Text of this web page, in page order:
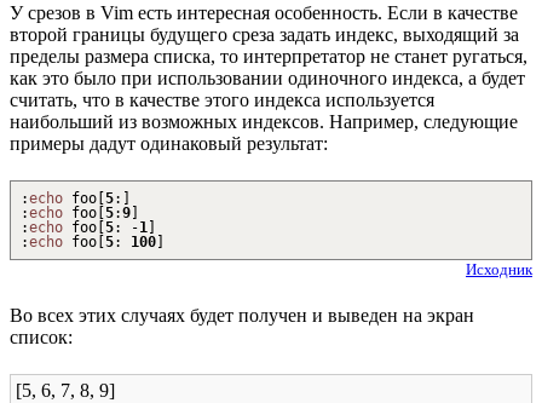
У срезов в Vim есть интересная особенность. Если в качестве
второй границы будущего среза задать индекс, выходящий за
пределы размера списка, то интерпретатор не станет ругаться,
как это было при использовании одиночного индекса, а будет
считать, что в качестве этого индекса используется
наибольший из возможных индексов. Например, следующие
примеры дадут одинаковый результат:
:echo foo [5: ]
:echo foo [5:9]
:echo foo [5: -1 ]
:echo foo [5: 100]
Исходник
Во всех этих случаях будет получен и выведен на экран
список:
[5, 6, 7, 8, 9]